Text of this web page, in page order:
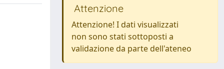
Attenzione
Attenzione! I dati visualizzati
non sono stati sottoposti a
validazione da parte dell'ateneo